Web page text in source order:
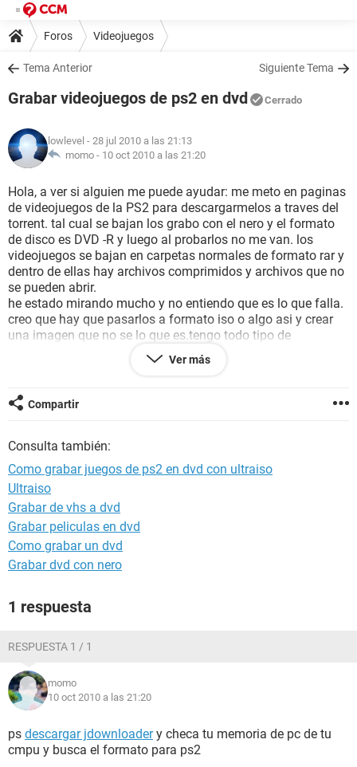
Foros Videojuegos
Tema Anterior Siguiente Tema
Grabar videojuegos de ps2 en dvd Cerrado
lowlevel - 28 jul 2010 a las 21:13
momo - 10 oct 2010 a las 21:20
Hola, a ver si alguien me puede ayudar: me meto en paginas
de videojuegos de la PS2 para descargarmelos a traves del
torrent. tal cual se bajan los grabo con el nero y el formato
de disco es DVD -R y luego al probarlos no me van. los
videojuegos se bajan en carpetas normales de formato rar y
dentro de ellas hay archivos comprimidos y archivos que no
se pueden abrir.
he estado mirando mucho y no entiendo que es lo que falla.
creo que hay que pasarlos a formato iso o algo asi y crear
una imagen que no se lo que es.tengo todo tipo de
programas pero se ve que no los utilizo bien como
ultraiso,imgburn y alcohol 120%.
SON JUEGOS DE LA PS2
Ver más
Compartir
Consulta también:
Como grabar juegos de ps2 en dvd con ultraiso
Ultraiso
Grabar de vhs a dvd
Grabar peliculas en dvd
Como grabar un dvd
Grabar dvd con nero
1 respuesta
RESPUESTA 1 / 1
momo
10 oct 2010 a las 21:20
ps descargar jdownloadery checa tu memoria de pc de tu
cmpu y busca el formato para ps2